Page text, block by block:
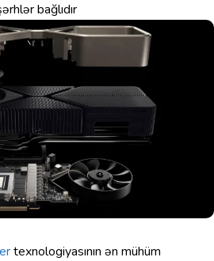
bağlıdır
texnologiyasının ən mühüm